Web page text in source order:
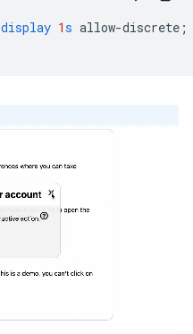
display 1s allow-discrete ;